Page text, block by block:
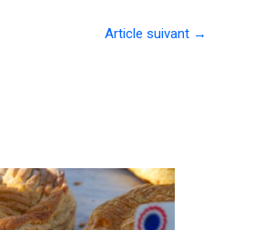
Article suivant →